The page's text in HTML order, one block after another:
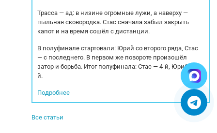
Трасса — ад: в низине огромные лужи, а наверху —
пыльная сковородка. Стас сначала забыл закрыть
капот и на время сошёл с дистанции.
В полуфинале стартовали: Юрий со второго ряда, Стас
— с последнего. В первом же повороте произошёл
затор и борьба. Итог полуфинала: Стас — 4-й, Юрий — 5-
й.
Подробнее
Все статьи